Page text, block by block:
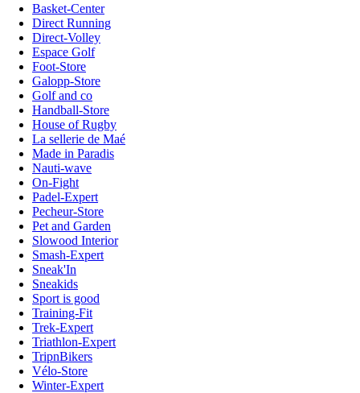
Basket-Center
Direct Running
Direct-Volley
Espace Golf
Foot-Store
Galopp-Store
Golf and co
Handball-Store
House of Rugby
La sellerie de Maé
Made in Paradis
Nauti-wave
On-Fight
Padel-Expert
Pecheur-Store
Pet and Garden
Slowood Interior
Smash-Expert
Sneak'In
Sneakids
Sport is good
Training-Fit
Trek-Expert
Triathlon-Expert
TripnBikers
Vélo-Store
Winter-Expert